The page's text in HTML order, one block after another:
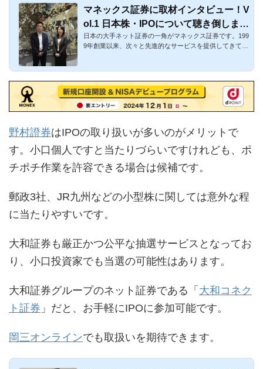
マネックス証券に取材インタビュー！V
ol.1 日本株・IPOについて聴き倒しまし
た！
日本の大手ネット証券の一角がマネックス証券です。199
9年創業以来、次々と先進的なサービスを提供してきてお
野村證券はIPOの取り扱いが多いのがメリットで
す。小口個人ですと当たりづらいですけれども、ポ
チポチ作業を許容できる場合は候補です。
郵政3社、JR九州などの小型株に関しては意外な程
に当たりやすいです。
大和証券も厳正かつ公平な抽選サービスとなってお
り、小口投資家でも当選の可能性はあります。
大和証券グループのネット証券である「 大和コネク
ト証券 」だと、お手軽にIPOに参加可能です。
岡三オンラインでも取扱いを期待できます。